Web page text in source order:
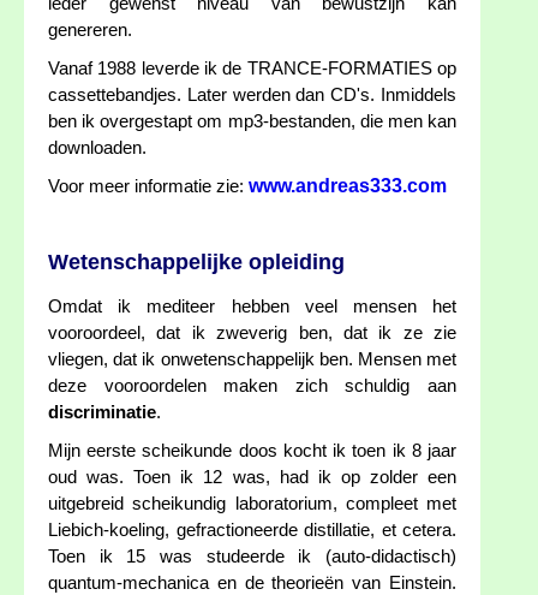
ieder gewenst niveau van bewustzijn kan
genereren.
Vanaf 1988 leverde ik de TRANCE-FORMATIES op
cassettebandjes. Later werden dan CD's. Inmiddels
ben ik overgestapt om mp3-bestanden, die men kan
downloaden.
Voor meer informatie zie: www.andreas333.com
Wetenschappelijke opleiding
Omdat ik mediteer hebben veel mensen het
vooroordeel, dat ik zweverig ben, dat ik ze zie
vliegen, dat ik onwetenschappelijk ben. Mensen met
deze vooroordelen maken zich schuldig aan
discriminatie.
Mijn eerste scheikunde doos kocht ik toen ik 8 jaar
oud was. Toen ik 12 was, had ik op zolder een
uitgebreid scheikundig laboratorium, compleet met
Liebich-koeling, gefractioneerde distillatie, et cetera.
Toen ik 15 was studeerde ik (auto-didactisch)
quantum-mechanica en de theorieën van Einstein.